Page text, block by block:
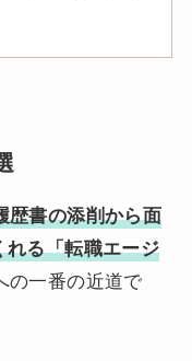
歴書の添削から面
れる「転職エージ
の一番の近道で